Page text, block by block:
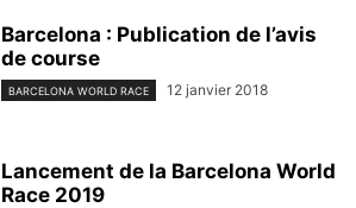
Barcelona : Publication de l’avis
de course
BARCELONA WORLD RACE 12 janvier 2018
Lancement de la Barcelona World
Race 2019